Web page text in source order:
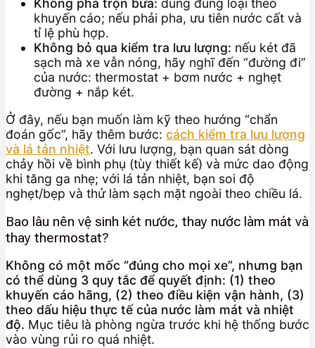
Không pha trộn bừa: dùng đúng loại theo
khuyến cáo; nếu phải pha, ưu tiên nước cất và
tỉ lệ phù hợp.
Không bỏ qua kiểm tra lưu lượng: nếu két đã
sạch mà xe vẫn nóng, hãy nghĩ đến “đường đi”
của nước: thermostat + bơm nước + nghẹt
đường + nắp két.
Ở đây, nếu bạn muốn làm kỹ theo hướng “chẩn
đoán gốc”, hãy thêm bước: cách kiểm tra lưu lượng
và lá tản nhiệt. Với lưu lượng, bạn quan sát dòng
chảy hồi về bình phụ (tùy thiết kế) và mức dao động
khi tăng ga nhẹ; với lá tản nhiệt, bạn soi độ
nghẹt/bẹp và thử làm sạch mặt ngoài theo chiều lá.
Bao lâu nên vệ sinh két nước, thay nước làm mát và
thay thermostat?
Không có một mốc “đúng cho mọi xe”, nhưng bạn
có thể dùng 3 quy tắc để quyết định: (1) theo
khuyến cáo hãng, (2) theo điều kiện vận hành, (3)
theo dấu hiệu thực tế của nước làm mát và nhiệt
độ. Mục tiêu là phòng ngừa trước khi hệ thống bước
vào vùng rủi ro quá nhiệt.